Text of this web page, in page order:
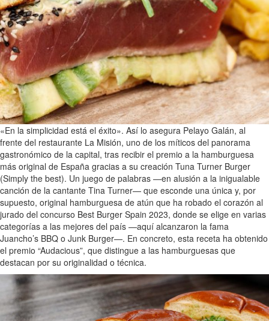
«En la simplicidad está el éxito». Así lo asegura Pelayo Galán, al
frente del restaurante La Misión, uno de los míticos del panorama
gastronómico de la capital, tras recibir el premio a la hamburguesa
más original de España gracias a su creación Tuna Turner Burger
(Simply the best). Un juego de palabras —en alusión a la inigualable
canción de la cantante Tina Turner— que esconde una única y, por
supuesto, original hamburguesa de atún que ha robado el corazón al
jurado del concurso Best Burger Spain 2023, donde se elige en varias
categorías a las mejores del país —aquí alcanzaron la fama
Juancho’s BBQ o Junk Burger—. En concreto, esta receta ha obtenido
el premio “Audacious”, que distingue a las hamburguesas que
destacan por su originalidad o técnica.